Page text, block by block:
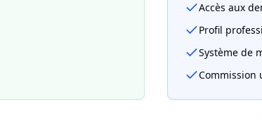
Accès aux
Profil
Système de
Commission